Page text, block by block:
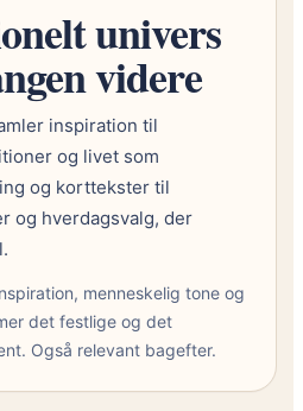
univers
videre
inspiration til
og livet som
og korttekster til
og hverdagsvalg, der
menneskelig tone og
det festlige og det
Også relevant bagefter.